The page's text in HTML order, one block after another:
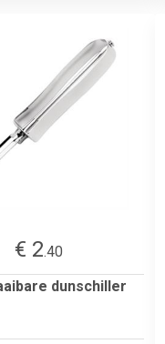
€ 2.40
dunschiller